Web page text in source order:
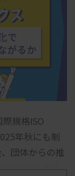
規格ISO
年秋にも制
団体からの推
原案作成委員